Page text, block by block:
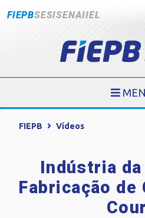
FIEPBSESISENAIIEL
FIEPB Vídeos
Indústria
Fabricação de